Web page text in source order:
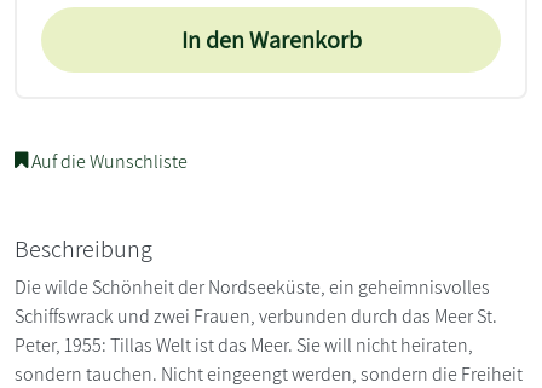
In den Warenkorb
Auf die Wunschliste
Beschreibung
Die wilde Schönheit der Nordseeküste, ein geheimnisvolles
Schiffswrack und zwei Frauen, verbunden durch das Meer St.
Peter, 1955: Tillas Welt ist das Meer. Sie will nicht heiraten,
sondern tauchen. Nicht eingeengt werden, sondern die Freiheit